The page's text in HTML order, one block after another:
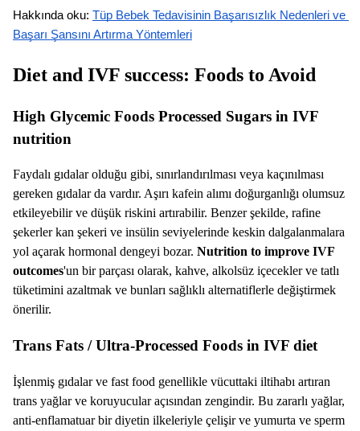
Hakkında oku: Tüp Bebek Tedavisinin Başarısızlık Nedenleri ve
Başarı Şansını Artırma Yöntemleri
Diet and IVF success: Foods to Avoid
High Glycemic Foods Processed Sugars in IVF
nutrition
Faydalı gıdalar olduğu gibi, sınırlandırılması veya kaçınılması
gereken gıdalar da vardır. Aşırı kafein alımı doğurganlığı olumsuz
etkileyebilir ve düşük riskini artırabilir. Benzer şekilde, rafine
şekerler kan şekeri ve insülin seviyelerinde keskin dalgalanmalara
yol açarak hormonal dengeyi bozar. Nutrition to improve IVF
outcomes'un bir parçası olarak, kahve, alkolsüz içecekler ve tatlı
tüketimini azaltmak ve bunları sağlıklı alternatiflerle değiştirmek
önerilir.
Trans Fats / Ultra-Processed Foods in IVF diet
İşlenmiş gıdalar ve fast food genellikle vücuttaki iltihabı artıran
trans yağlar ve koruyucular açısından zengindir. Bu zararlı yağlar,
anti-enflamatuar bir diyetin ilkeleriyle çelişir ve yumurta ve sperm